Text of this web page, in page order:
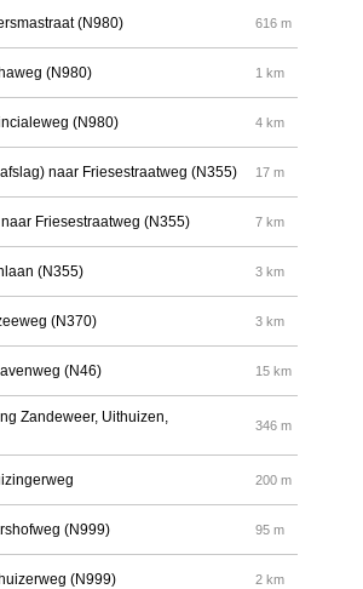
(N980) 616 m
(N980) 1 km
(N980) 4 km
naar Friesestraatweg (N355) 17 m
Friesestraatweg (N355) 7 km
(N355) 3 km
(N370) 3 km
(N46) 15 km
Zandeweer, Uithuizen,
346 m
200 m
(N999) 95 m
(N999) 2 km